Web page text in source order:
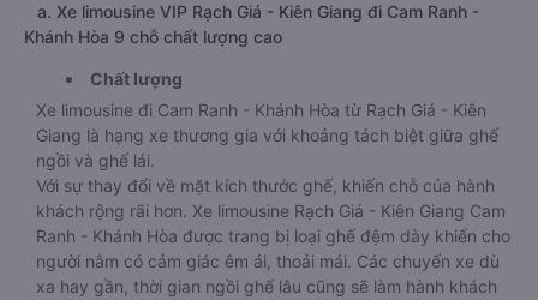
a. Xe limousine VIP Rạch Giá - Kiên Giang đi Cam Ranh -
Khánh Hòa 9 chỗ chất lượng cao
Chất lượng
Xe limousine đi Cam Ranh - Khánh Hòa từ Rạch Giá - Kiên
Giang là hạng xe thương gia với khoảng tách biệt giữa ghế
ngồi và ghế lái.
Với sự thay đổi về mặt kích thước ghế, khiến chỗ của hành
khách rộng rãi hơn. Xe limousine Rạch Giá - Kiên Giang Cam
Ranh - Khánh Hòa được trang bị loại ghế đệm dày khiến cho
người nằm có cảm giác êm ái, thoải mái. Các chuyến xe dù
xa hay gần, thời gian ngồi ghế lâu cũng sẽ làm hành khách